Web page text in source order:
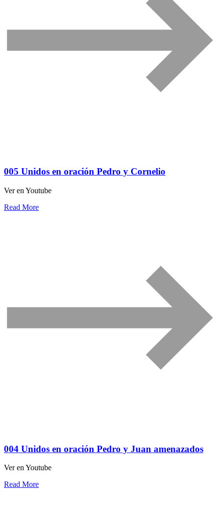
005 Unidos en oración Pedro y Cornelio
Ver en Youtube
Read More
004 Unidos en oración Pedro y Juan amenazados
Ver en Youtube
Read More